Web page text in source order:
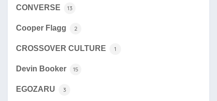
CONVERSE 13
Cooper Flagg 2
CROSSOVER CULTURE 1
Devin Booker 15
EGOZARU 3